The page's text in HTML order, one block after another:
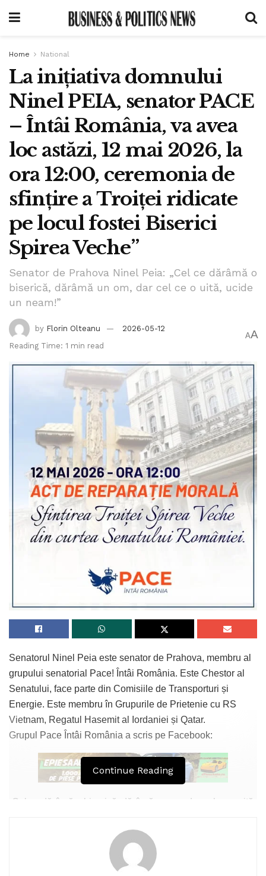
Home National
La inițiativa domnului
Ninel PEIA, senator PACE
– Întâi România, va avea
loc astăzi, 12 mai 2026, la
ora 12:00, ceremonia de
sfințire a Troiței ridicate
pe locul fostei Biserici
Spirea Veche”
Senator de Prahova Ninel Peia: „Cel ce dărâmă o
biserică, dărâmă un om, dar cel ce o uită, ucide
un neam!”
by Florin Olteanu
2026-05-12
Reading Time: 1 min read
AA
Senatorul Ninel Peia este senator de Prahova, membru al
grupului senatorial Pace! Întâi România. Este Chestor al
Senatului, face parte din Comisiile de Transporturi și
Energie. Este membru în Grupurile de Prietenie cu RS
Vietnam, Regatul Hasemit al Iordaniei și Qatar.
Grupul Pace Întâi România a scris pe Facebook:
„Cel ce dărâmă o biserică, dărâmă un om, dar cel ce o uită,
La inițiativa și domnului Ninel PEIA, senator PACE – Întâi
România, va avea loc astăzi, 12 mai 2026, la ora 12:00,
ceremonia de sfințire a Troiței ridicate pe locul fostei
Continue Reading